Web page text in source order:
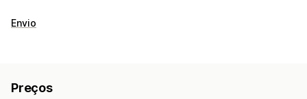
Envio
Preços